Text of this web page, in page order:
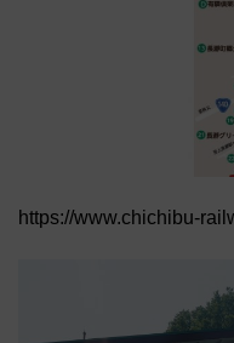
https://www.chichibu-